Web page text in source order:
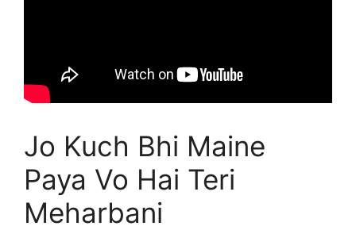
Jo Kuch Bhi Maine
Paya Vo Hai Teri
Meharbani